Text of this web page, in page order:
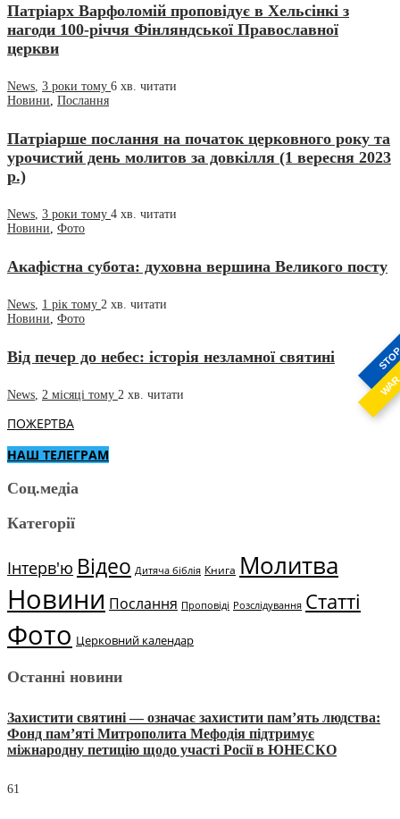
Патріарх Варфоломій проповідує в Хельсінкі з
нагоди 100-річчя Фінляндської Православної
церкви
News, 3 роки тому 6 хв. читати
Новини, Послання
Патріарше послання на початок церковного року та
урочистий день молитов за довкілля (1 вересня 2023
р.)
News 3 роки тому 4 хв. читати
Новини Фото
Акафістна субота: духовна вершина Великого посту
News 1 рік тому 2 хв. читати
Новини Фото
Від печер до небес: історія незламної святині
News 2 місяці тому 2 хв. читати
ПОЖЕРТВА
НАШ ТЕЛЕГРАМ
Соц.медіа
Категорії
Інтерв'ю Відео Дитяча біблія Книга Молитва
Новини Послання Проповіді Розслідування Статті
Фото Церковний календар
Останні новини
Захистити святині — означає захистити пам’ять людства:
Фонд пам’яті Митрополита Мефодія підтримує
міжнародну петицію щодо участі Росії в ЮНЕСКО
61